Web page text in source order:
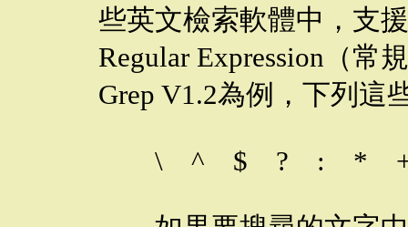
些英文檢索軟體中，支
Regular Expression（常
Grep V1.2為例，下列這
\ ^ $ ? : *